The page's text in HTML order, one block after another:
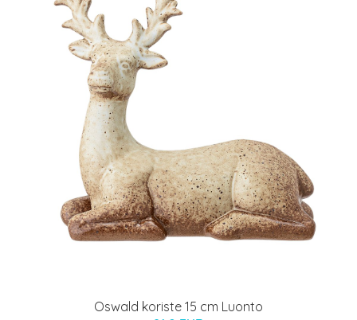
Oswald koriste 15 cm Luonto